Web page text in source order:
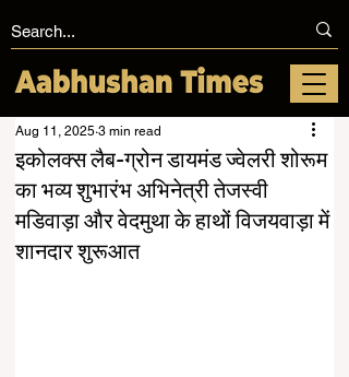
इकोलक्स लैब-ग्रोन डायमंड ज्वेलरी शोरूम
का भव्य शुभारंभ अभिनेत्री तेजस्वी
मडिवाड़ा और वेदमुथा के हाथों विजयवाड़ा में
शानदार शुरूआत
Aug 11, 2025 3 min read